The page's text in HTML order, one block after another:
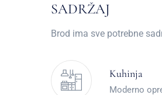
SADRŽAJ
Brod ima sve potrebne
Kuhinja
Moderno